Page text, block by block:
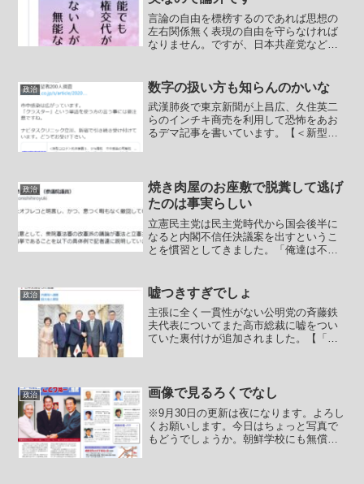
言論の自由を標榜するのであれば思想の
左右関係無く表現の自由を守らなければ
なりません。ですが、日本共産党など本
圧をする側に回ってきました。日本のマ
スゴミに言論の自由を主張...
政治 数字の扱い方も知らんのかいな
武漢肺炎で東京新聞が上昌広、久住英二
らのインチキ商売を利用して恐怖をあお
るデマ記事を書いています。【＜新型コ
調べるため、感染症に詳しい久...
政治
焼き肉屋のお座敷で脱糞して逃げ
たのは事実らしい
立憲民主党は民主党時代から国会後半に
なると内閣不信任決議案を出すというこ
とを慣習としてきました。「俺達は不信
と審議拒否で彼らの日常業務である「サ
ボり」をより堂々と行い、...
政治 嘘つきすぎでしょ
主張に全く一貫性がない公明党の斉藤鉄
夫代表についてまた高市総裁に嘘をつい
ていた裏付けが追加されました。【「石
ューに応じ、自民党との...
政治 画像で見るろくでなし
※9月30日の更新は夜になります。よろし
くお願いします。今日はちょっと写真で
もどうでしょうか。朝鮮学校にも無償化